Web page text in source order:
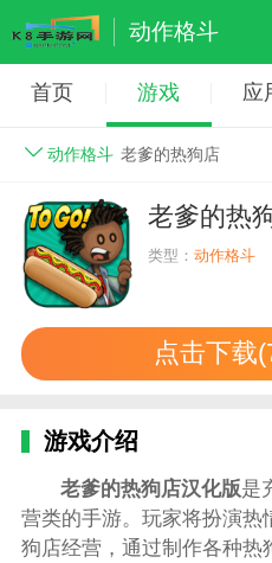
动作格斗
首页 游戏 应
动作格斗 老爹的热狗店
老爹的热
类型：动作格斗
点击下载
游戏介绍
老爹的热狗店汉化版是
营类的手游。玩家将扮演热
狗店经营，通过制作各种热